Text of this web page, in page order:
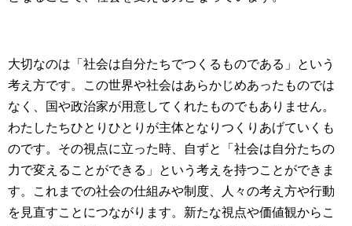
大切なのは「社会は自分たちでつくるものである」という
考え方です。この世界や社会はあらかじめあったものでは
なく、国や政治家が用意してくれたものでもありません。
わたしたちひとりひとりが主体となりつくりあげていくも
のです。その視点に立った時、自ずと「社会は自分たちの
力で変えることができる」という考えを持つことができま
す。これまでの社会の仕組みや制度、人々の考え方や行動
を見直すことにつながります。新たな視点や価値観からこ